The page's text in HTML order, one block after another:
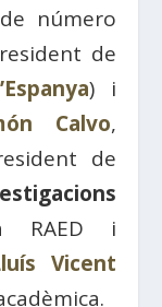
número
de
) i
Calvo,
de
i
Vicent